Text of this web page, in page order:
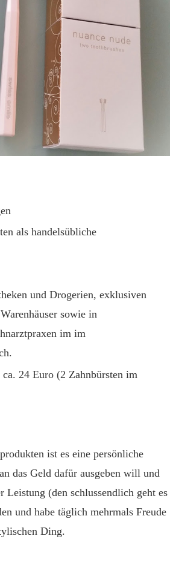
als handelsübliche
und Drogerien, exklusiven
sowie in
im im
24 Euro (2 Zahnbürsten im
ist es eine persönliche
das Geld dafür ausgeben will und
Leistung (den schlussendlich geht es
und habe täglich mehrmals Freude
Ding.